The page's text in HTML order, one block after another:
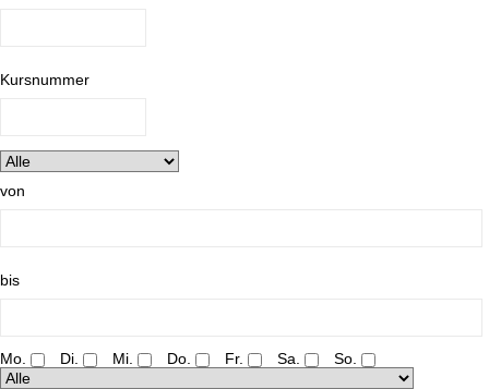
Kursnummer
von
bis
Mo. Di. Mi. Do. Fr. Sa. So.